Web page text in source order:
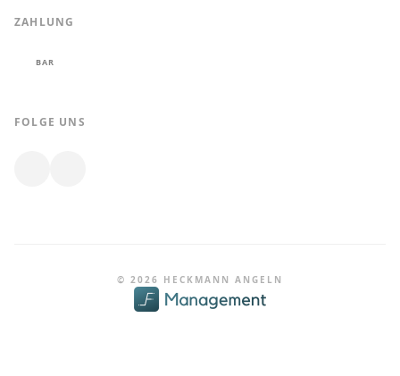
ZAHLUNG
BAR
FOLGE UNS
© 2026 HECKMANN ANGELN